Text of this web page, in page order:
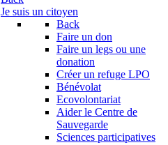
Je suis un citoyen
Back
Faire un don
Faire un legs ou une
donation
Créer un refuge LPO
Bénévolat
Ecovolontariat
Aider le Centre de
Sauvegarde
Sciences participatives